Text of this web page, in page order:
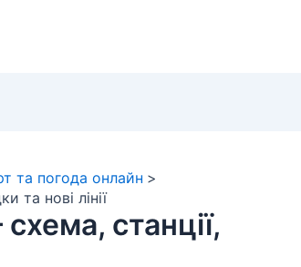
та погода онлайн
та нові лінії
станції,